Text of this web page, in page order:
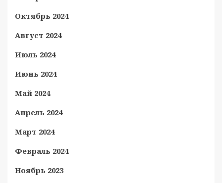
Октябрь 2024
Август 2024
Июль 2024
Июнь 2024
Май 2024
Апрель 2024
Март 2024
Февраль 2024
Ноябрь 2023